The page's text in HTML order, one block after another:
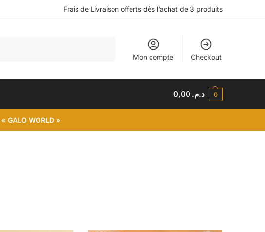
Frais de Livraison offerts dès l’achat de 3 produits
Mon compte Checkout
د.م. 0,00 0
« GALO WORLD »